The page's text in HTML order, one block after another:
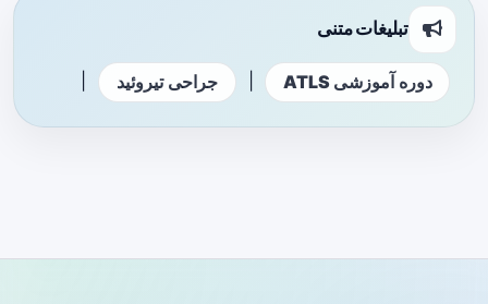
تبلیغات متنی
دوره آموزشی ATLS جراحی تیروئید